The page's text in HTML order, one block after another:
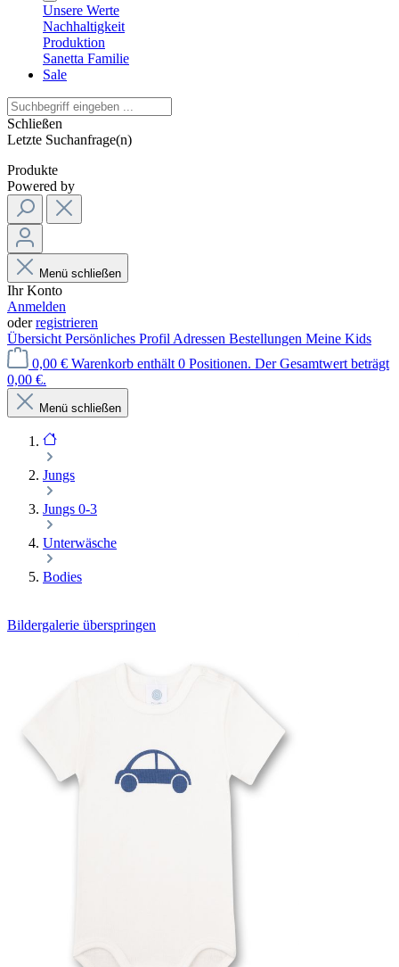
Unsere Werte
Nachhaltigkeit
Produktion
Sanetta Familie
Sale
Schließen
Letzte Suchanfrage(n)
Produkte
Powered by
Menü schließen
Ihr Konto
Anmelden
oderregistrieren
Übersicht Persönliches Profil Adressen Bestellungen Meine Kids
0,00 € Warenkorb enthält 0 Positionen. Der Gesamtwert beträgt
0,00 €.
Menü schließen
Jungs
Jungs 0-3
Unterwäsche
Bodies
Bildergalerie überspringen